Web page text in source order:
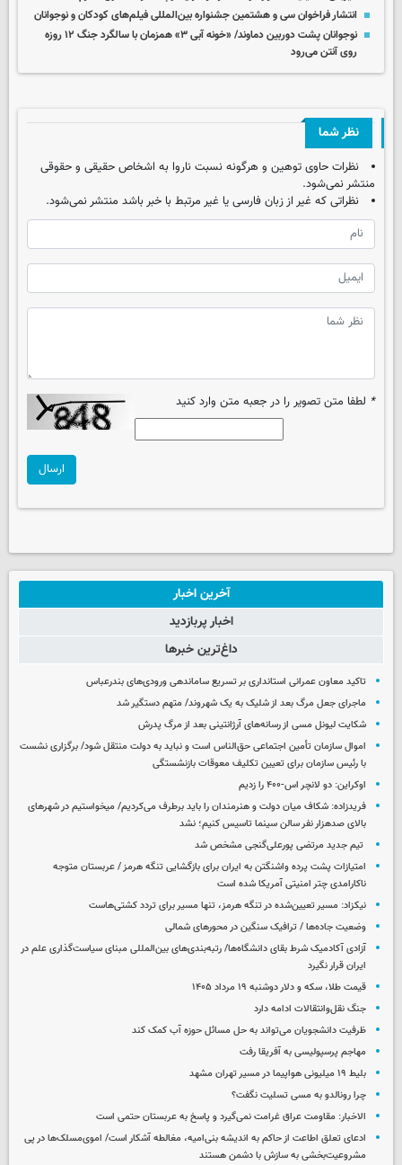
انتشار فراخوان سی و هشتمین جشنواره بین‌المللی فیلم‌های کودکان و نوجوانان
نوجوانان پشت دوربین دماوند/ «خونه آبی ۳» همزمان با سالگرد جنگ ۱۲ روزه
روی آنتن می‌رود
نظر شما
نظرات حاوی توهین و هرگونه نسبت ناروا به اشخاص حقیقی و حقوقی
منتشر نمی‌شود.
نظراتی که غیر از زبان فارسی یا غیر مرتبط با خبر باشد منتشر نمی‌شود.
* لطفا متن تصویر را در جعبه متن وارد کنید
ارسال
آخرین اخبار
اخبار پربازدید
داغ‌ترین خبرها
تاکید معاون عمرانی استانداری بر تسریع ساماندهی ورودی‌های بندرعباس
ماجرای جعل مرگ بعد از شلیک به یک شهروند/ متهم دستگیر شد
شکایت لیونل مسی از رسانه‌های آرژانتینی بعد از مرگ پدرش
اموال سازمان تأمین اجتماعی حق‌الناس است و نباید به دولت منتقل شود/ برگزاری نشست
با رئیس سازمان برای تعیین تکلیف معوقات بازنشستگی
اوکراین: دو لانچر اس-۴۰۰ را زدیم
فریدزاده: شکاف میان دولت و هنرمندان را باید برطرف می‌کردیم/ میخواستیم در شهرهای
بالای صدهزار نفر سالن سینما تاسیس کنیم؛ نشد
تیم جدید مرتضی پورعلی‌گنجی مشخص شد
امتیازات پشت پرده واشنگتن به ایران برای بازگشایی تنگه هرمز / عربستان متوجه
ناکارامدی چتر امنیتی آمریکا شده است
نیکزاد: مسیر تعیین‌شده در تنگه هرمز، تنها مسیر برای تردد کشتی‌هاست
وضعیت جاده‌ها / ترافیک سنگین در محورهای شمالی
آزادی آکادمیک شرط بقای دانشگاه‌ها/ رتبه‌بندی‌های بین‌المللی مبنای سیاست‌گذاری علم در
ایران قرار نگیرد
قیمت طلا، سکه و دلار دوشنبه ۱۹ مرداد ۱۴۰۵
جنگ نقل‌وانتقالات ادامه دارد
ظرفیت دانشجویان می‌تواند به حل مسائل حوزه آب کمک کند
مهاجم پرسپولیسی به آفریقا رفت
بلیط ۱۹ میلیونی هواپیما در مسیر تهران مشهد
چرا رونالدو به مسی تسلیت نگفت؟
الاخبار: مقاومت عراق غرامت نمی‌گیرد و پاسخ به عربستان حتمی است
ادعای تعلق اطاعت از حاکم به اندیشه بنی‌امیه، مغالطه آشکار است/ اموی‌مسلک‌ها در پی
مشروعیت‌بخشی به سازش با دشمن هستند